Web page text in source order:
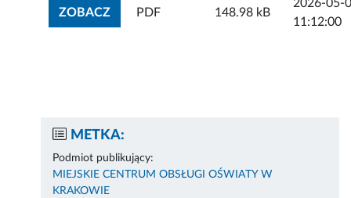
ZOBACZZOBACZ ZAŁĄCZNIK
PDF 148.98 kB
2026-05-
11:12:00
METKA:
Podmiot publikujący:
MIEJSKIE CENTRUM OBSŁUGI OŚWIATY W
KRAKOWIE